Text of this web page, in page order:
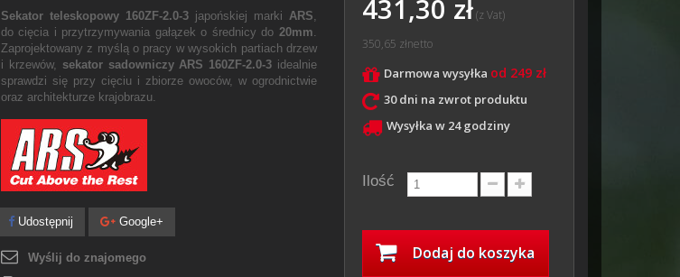
Sekator teleskopowy 160ZF-2.0-3 japońskiej marki ARS,
do cięcia i przytrzymywania gałązek o średnicy do 20mm.
Zaprojektowany z myślą o pracy w wysokich partiach drzew
i krzewów, sekator sadowniczy ARS 160ZF-2.0-3 idealnie
sprawdzi się przy cięciu i zbiorze owoców, w ogrodnictwie
oraz architekturze krajobrazu.
Udostępnij Google+
Wyślij do znajomego
431,30 zł(z Vat)
350,65 złnetto
Darmowa wysyłka od 249 zł
30 dni na zwrot produktu
Wysyłka w 24 godziny
Ilość
Dodaj do koszyka